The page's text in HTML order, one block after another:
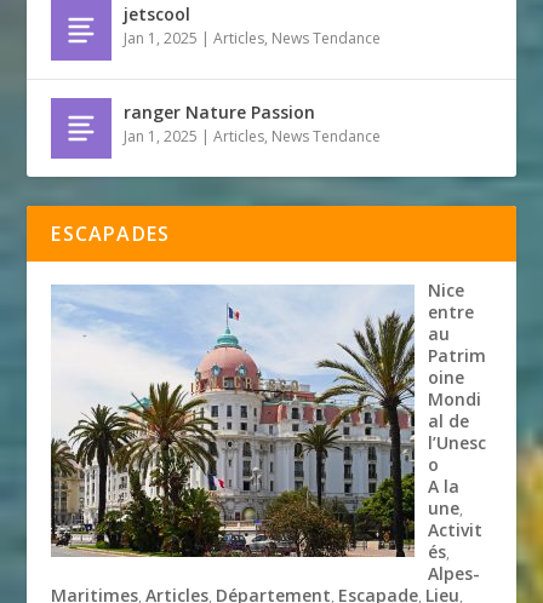
jetscool
Jan 1, 2025 |Articles, News Tendance
ranger Nature Passion
Jan 1, 2025 |Articles, News Tendance
ESCAPADES
Nice
entre
au
Patrim
oine
Mondi
al de
l’Unesc
o
A la
une,
Activit
és,
Alpes-
Maritimes,Articles, Département, Escapade, Lieu,